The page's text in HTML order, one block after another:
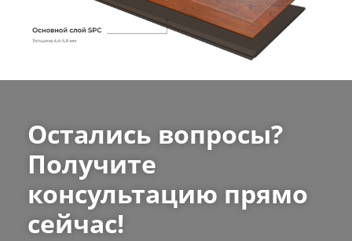
Остались вопросы?
Получите
консультацию прямо
сейчас!